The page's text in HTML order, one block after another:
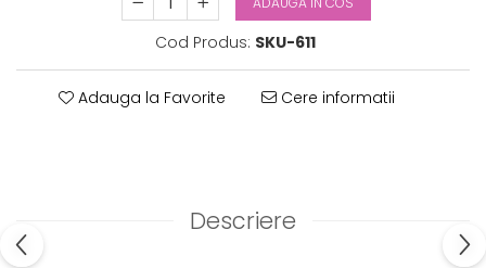
Cod Produs: SKU-611
Adauga la Favorite Cere informatii
Descriere